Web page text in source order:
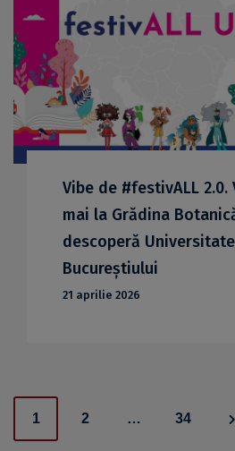
Vibe de #festivALL 2.0.
mai la Grădina
descoperă
Bucureștiului
21 aprilie 2026
Posts
1 2 … 34